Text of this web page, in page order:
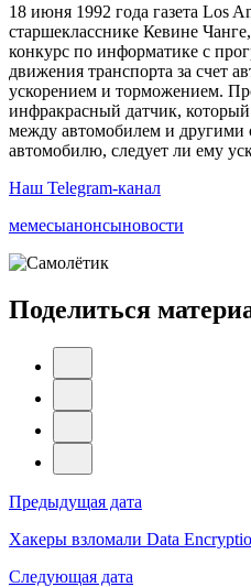
18 июня 1992 года газета Los
старшекласснике Кевине
конкурс по информатике с
движения транспорта за счет
ускорением и торможением.
инфракрасный датчик,
между автомобилем и другими
автомобилю, следует ли ему
Наш Telegram-канал
мемесыанонсыновости
Поделиться
Навигация
по
записям
Предыдущая дата
Хакеры взломали Data
Следующая дата